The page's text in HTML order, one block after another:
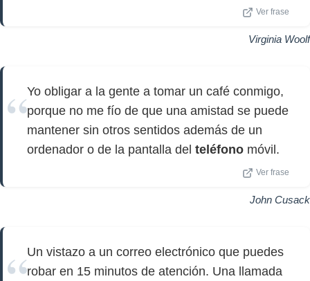
Ver frase
Virginia Woolf
Yo obligar a la gente a tomar un café conmigo,
porque no me fío de que una amistad se puede
mantener sin otros sentidos además de un
ordenador o de la pantalla del teléfono móvil.
Ver frase
John Cusack
Un vistazo a un correo electrónico que puedes
robar en 15 minutos de atención. Una llamada